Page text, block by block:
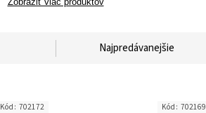
Najpredávanejšie
Kód: 702172 Kód: 702169